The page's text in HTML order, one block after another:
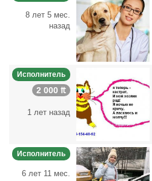
8 лет 5 мес.
назад
Исполнитель
2 000 ₶
1 лет назад
Исполнитель
6 лет 11 мес.